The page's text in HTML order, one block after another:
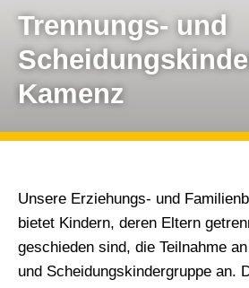
Trennungs- und
Kamenz
Unsere Erziehungs- und
bietet Kindern, deren Eltern
geschieden sind, die Teilnahme
und Scheidungskindergruppe an.